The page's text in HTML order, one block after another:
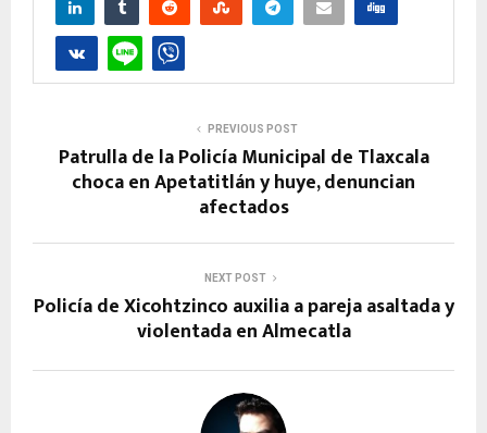
PREVIOUS POST
Patrulla de la Policía Municipal de Tlaxcala
choca en Apetatitlán y huye, denuncian
afectados
NEXT POST
Policía de Xicohtzinco auxilia a pareja asaltada y
violentada en Almecatla